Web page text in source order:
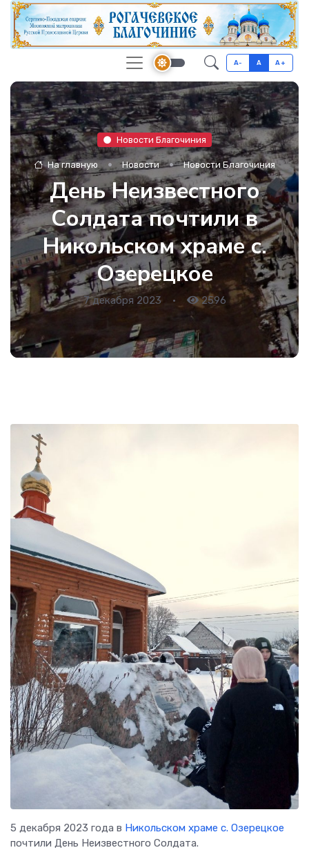
A- A A+
Новости Благочиния
На главную Новости Новости Благочиния
День Неизвестного
Солдата почтили в
Никольском храме с.
Озерецкое
7 декабря 2023 • 2596
5 декабря 2023 года в Никольском храме с. Озерецкое
почтили День Неизвестного Солдата.